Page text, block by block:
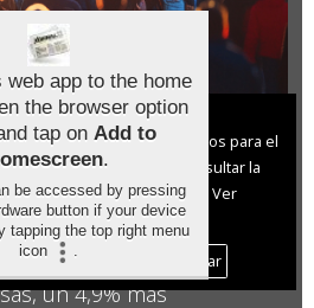
con 32.750 familias
un 4,9% más
el Uso de cookies:
cookies nuestras y de terceros para el
del digital. Puedes consultar la
y como desconectarlas.
Ver
de Privacidad y Cookies
Aceptar Cookies
Personalizar
web app to the home
the browser option
tap on Add to
.
be accessed by pressing
button if your device
tapping the top right menu
icon
.